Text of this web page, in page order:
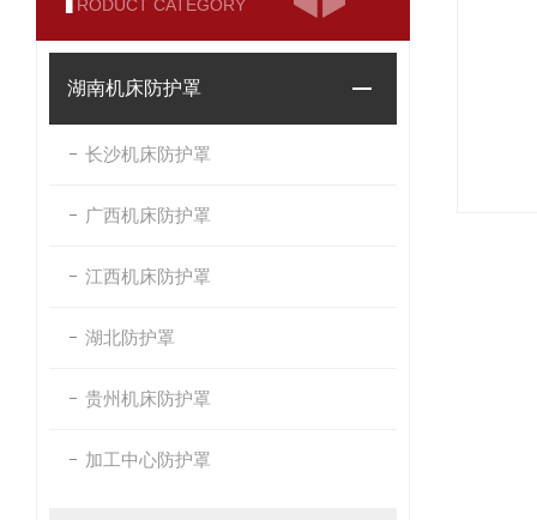
RODUCT CATEGORY
湖南机床防护罩
长沙机床防护罩
广西机床防护罩
江西机床防护罩
湖北防护罩
贵州机床防护罩
加工中心防护罩